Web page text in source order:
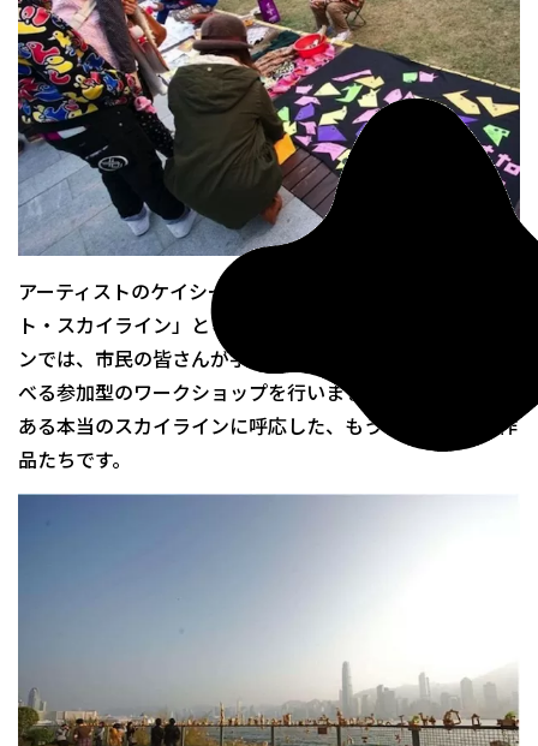
アーティストのケイシー・ウォンさんによる「インスタン
ト・スカイライン」という公共空間でのインスタレーショ
ンでは、市民の皆さんが手すりに自分たちの高層ビルを並
べる参加型のワークショップを行いました。港の反対側に
ある本当のスカイラインに呼応した、もう一つの小さな作
品たちです。